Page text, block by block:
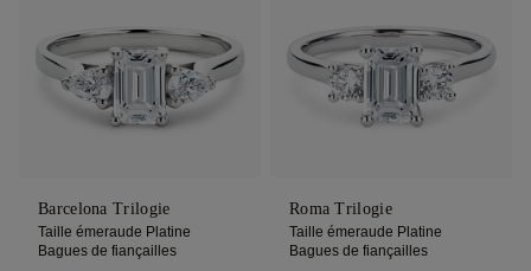
Barcelona Trilogie
Taille émeraude Platine
Bagues de fiançailles
Roma Trilogie
Taille émeraude Platine
Bagues de fiançailles